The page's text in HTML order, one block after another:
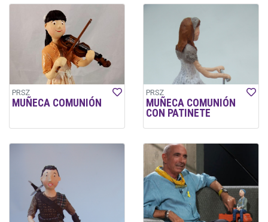
PRSZ
MUÑECA COMUNIÓN
PRSZ
MUÑECA COMUNIÓN
CON PATINETE